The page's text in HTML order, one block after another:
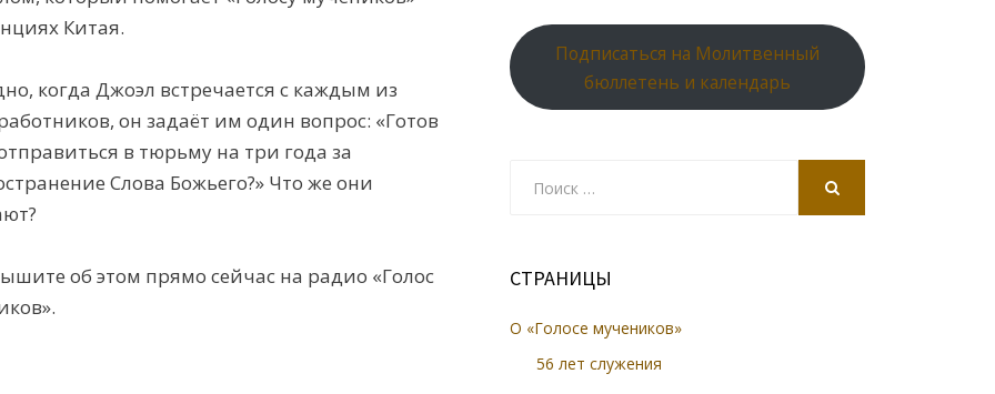
Китая.
когда Джоэл встречается с каждым из
он задаёт им один вопрос: «Готов
в тюрьму на три года за
Слова Божьего?» Что же они
об этом прямо сейчас на радио «Голос
Подписаться на Молитвенный
бюллетень и календарь
СТРАНИЦЫ
О «Голосе мучеников»
56 лет служения